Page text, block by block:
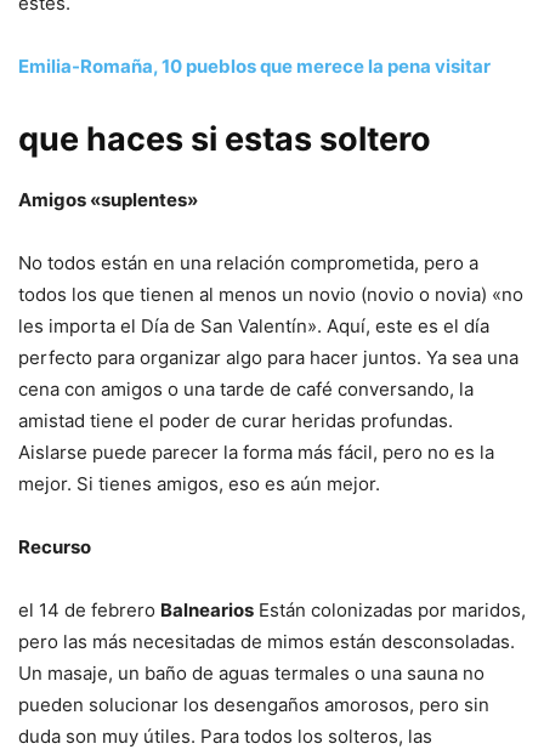
Emilia-Romaña, 10 pueblos que merece la pena visitar
que haces si estas soltero
Amigos «suplentes»
No todos están en una relación comprometida, pero a
todos los que tienen al menos un novio (novio o novia) «no
les importa el Día de San Valentín». Aquí, este es el día
perfecto para organizar algo para hacer juntos. Ya sea una
cena con amigos o una tarde de café conversando, la
amistad tiene el poder de curar heridas profundas.
Aislarse puede parecer la forma más fácil, pero no es la
mejor. Si tienes amigos, eso es aún mejor.
Recurso
el 14 de febrero Balnearios Están colonizadas por maridos,
pero las más necesitadas de mimos están desconsoladas.
Un masaje, un baño de aguas termales o una sauna no
pueden solucionar los desengaños amorosos, pero sin
duda son muy útiles. Para todos los solteros, las